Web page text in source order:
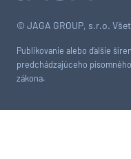
© JAGA GROUP, s.r.o.
Publikovanie alebo ďalšie
predchádzajúceho
zákona.